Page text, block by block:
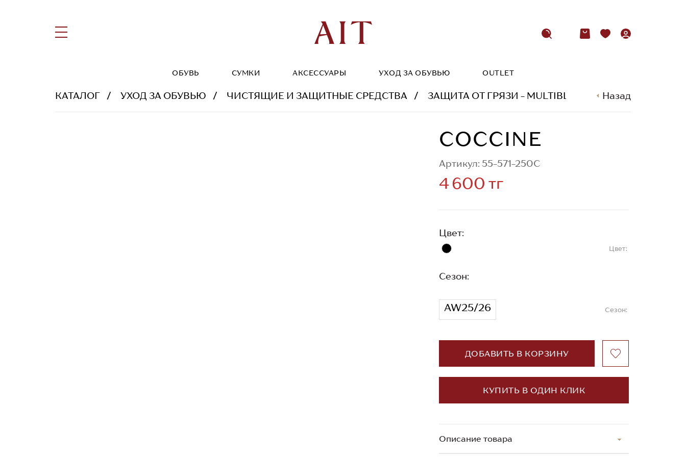
ОБУВЬ СУМКИ АКСЕССУАРЫ УХОД ЗА ОБУВЬЮ OUTLET
КАТАЛОГ УХОД ЗА ОБУВЬЮ ЧИСТЯЩИЕ И ЗАЩИТНЫЕ СРЕДСТВА ЗАЩИТА ОТ ГРЯЗИ - MULTIBLOCK COCCINE
Назад
COCCINE
Артикул: 55-571-250C
4 600 тг
Цвет:
Цвет:
Сезон:
AW25/26 Сезон:
ДОБАВИТЬ В КОРЗИНУ
КУПИТЬ В ОДИН КЛИК
Описание товара